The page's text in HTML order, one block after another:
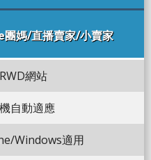
團媽/直播賣家/小賣家
網站
自動適應
Windows適用